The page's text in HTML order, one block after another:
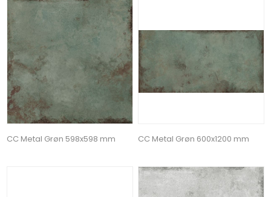
CC Metal Grøn 598x598 mm CC Metal Grøn 600x1200 mm